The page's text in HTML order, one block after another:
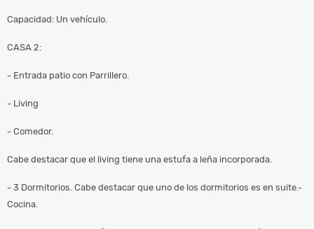
Capacidad: Un vehículo.
CASA 2:
- Entrada patio con Parrillero.
- Living
- Comedor.
Cabe destacar que el living tiene una estufa a leña incorporada.
- 3 Dormitorios. Cabe destacar que uno de los dormitorios es en suite.-
Cocina.